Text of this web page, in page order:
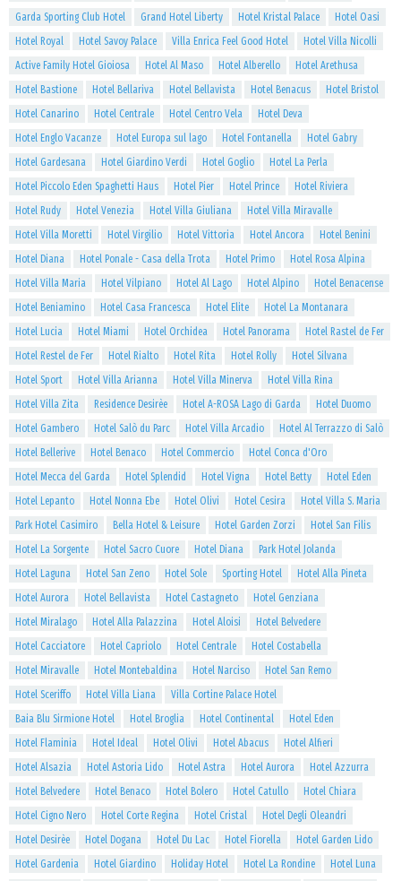
Garda Sporting Club Hotel
Grand Hotel Liberty Hotel Kristal Palace
Hotel Oasi
Hotel Royal
Hotel Savoy Palace Villa Enrica Feel Good Hotel
Hotel Villa Nicolli
Active Family Hotel Gioiosa
Hotel Al Maso Hotel Alberello
Hotel Arethusa
Hotel Bastione
Hotel Bellariva Hotel Bellavista Hotel Benacus
Hotel Bristol
Hotel Canarino
Hotel Centrale Hotel Centro Vela
Hotel Deva
Hotel Englo Vacanze
Hotel Europa sul lago Hotel Fontanella
Hotel Gabry
Hotel Gardesana
Hotel Giardino Verdi Hotel Goglio
Hotel La Perla
Hotel Piccolo Eden Spaghetti Haus
Hotel Pier Hotel Prince
Hotel Riviera
Hotel Rudy
Hotel Venezia Hotel Villa Giuliana
Hotel Villa Miravalle
Hotel Villa Moretti
Hotel Virgilio Hotel Vittoria Hotel Ancora
Hotel Benini
Hotel Diana
Hotel Ponale - Casa della Trota Hotel Primo
Hotel Rosa Alpina
Hotel Villa Maria
Hotel Vilpiano Hotel Al Lago Hotel Alpino
Hotel Benacense
Hotel Beniamino
Hotel Casa Francesca Hotel Elite
Hotel La Montanara
Hotel Lucia
Hotel Miami Hotel Orchidea Hotel Panorama
Hotel Rastel de Fer
Hotel Restel de Fer
Hotel Rialto Hotel Rita Hotel Rolly
Hotel Silvana
Hotel Sport
Hotel Villa Arianna Hotel Villa Minerva
Hotel Villa Rina
Hotel Villa Zita
Residence Desirèe Hotel A-ROSA Lago di Garda
Hotel Duomo
Hotel Gambero
Hotel Salò du Parc Hotel Villa Arcadio
Hotel Al Terrazzo di Salò
Hotel Bellerive
Hotel Benaco Hotel Commercio
Hotel Conca d'Oro
Hotel Mecca del Garda
Hotel Splendid Hotel Vigna Hotel Betty
Hotel Eden
Hotel Lepanto
Hotel Nonna Ebe Hotel Olivi Hotel Cesira
Hotel Villa S. Maria
Park Hotel Casimiro
Bella Hotel & Leisure Hotel Garden Zorzi
Hotel San Filis
Hotel La Sorgente
Hotel Sacro Cuore Hotel Diana
Park Hotel Jolanda
Hotel Laguna
Hotel San Zeno Hotel Sole Sporting Hotel
Hotel Alla Pineta
Hotel Aurora
Hotel Bellavista Hotel Castagneto
Hotel Genziana
Hotel Miralago
Hotel Alla Palazzina Hotel Aloisi
Hotel Belvedere
Hotel Cacciatore
Hotel Capriolo Hotel Centrale
Hotel Costabella
Hotel Miravalle
Hotel Montebaldina Hotel Narciso
Hotel San Remo
Hotel Sceriffo
Hotel Villa Liana
Villa Cortine Palace Hotel
Baia Blu Sirmione Hotel
Hotel Broglia Hotel Continental
Hotel Eden
Hotel Flaminia
Hotel Ideal Hotel Olivi Hotel Abacus
Hotel Alfieri
Hotel Alsazia
Hotel Astoria Lido Hotel Astra Hotel Aurora
Hotel Azzurra
Hotel Belvedere
Hotel Benaco Hotel Bolero Hotel Catullo
Hotel Chiara
Hotel Cigno Nero
Hotel Corte Regina Hotel Cristal
Hotel Degli Oleandri
Hotel Desirèe
Hotel Dogana Hotel Du Lac Hotel Fiorella
Hotel Garden Lido
Hotel Gardenia
Hotel Giardino Holiday Hotel Hotel La Rondine
Hotel Luna